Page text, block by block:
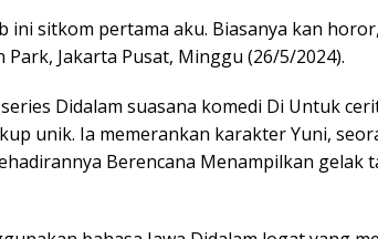
ini sitkom pertama aku. Biasanya kan
Jakarta Pusat, Minggu (26/5/2024).
Didalam suasana komedi Di Untuk
unik. Ia memerankan karakter Yuni,
Berencana Menampilkan gelak